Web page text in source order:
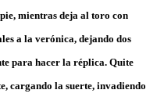
mientras deja al toro con
a la verónica, dejando dos
para hacer la réplica. Quite
cargando la suerte, invadiendo